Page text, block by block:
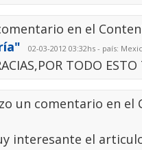
en el
02-03-2012 03:32hs - país:
TODO
un comentario en el
interesante el